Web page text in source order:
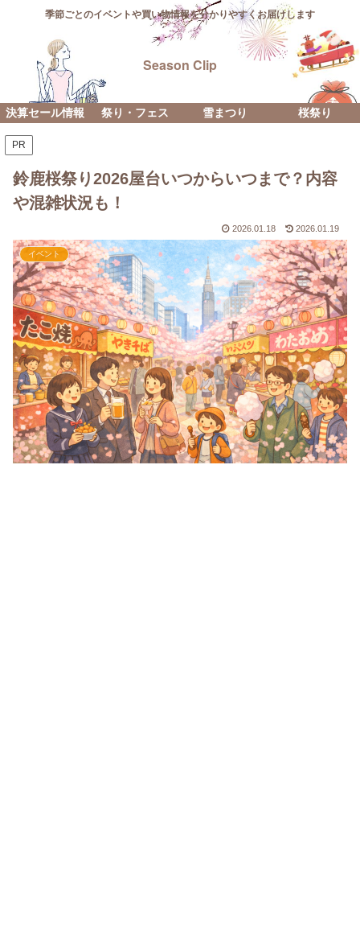
季節ごとのイベントや買い物情報を分かりやすくお届けします
Season Clip
決算セール情報 祭り・フェス 雪まつり 桜祭り
PR
鈴鹿桜祭り2026屋台いつからいつまで？内容
や混雑状況も！
2026.01.18 2026.01.19
イベント